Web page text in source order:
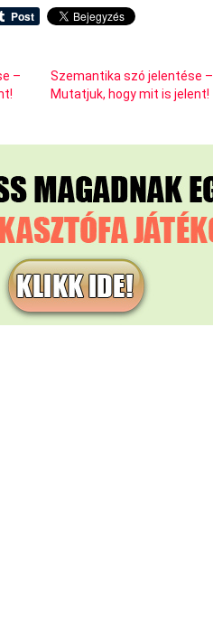
–
Szemantika szó jelentése –
Mutatjuk, hogy mit is jelent!